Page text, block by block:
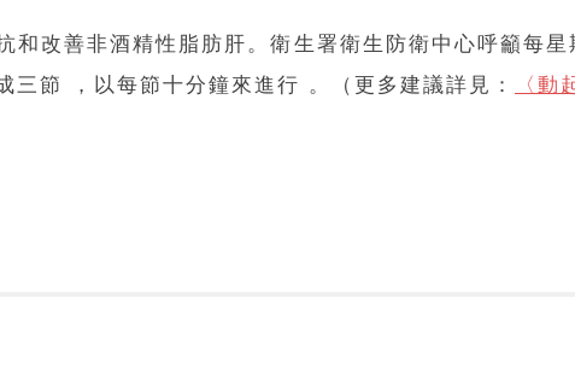
和改善非酒精性脂肪肝。衛生署衛生防衛中心呼籲每
節 ，以每節十分鐘來進行 。（更多建議詳見：
〈動